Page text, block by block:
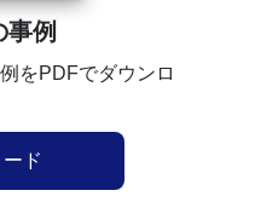
事例
をPDFでダウンロ
ド